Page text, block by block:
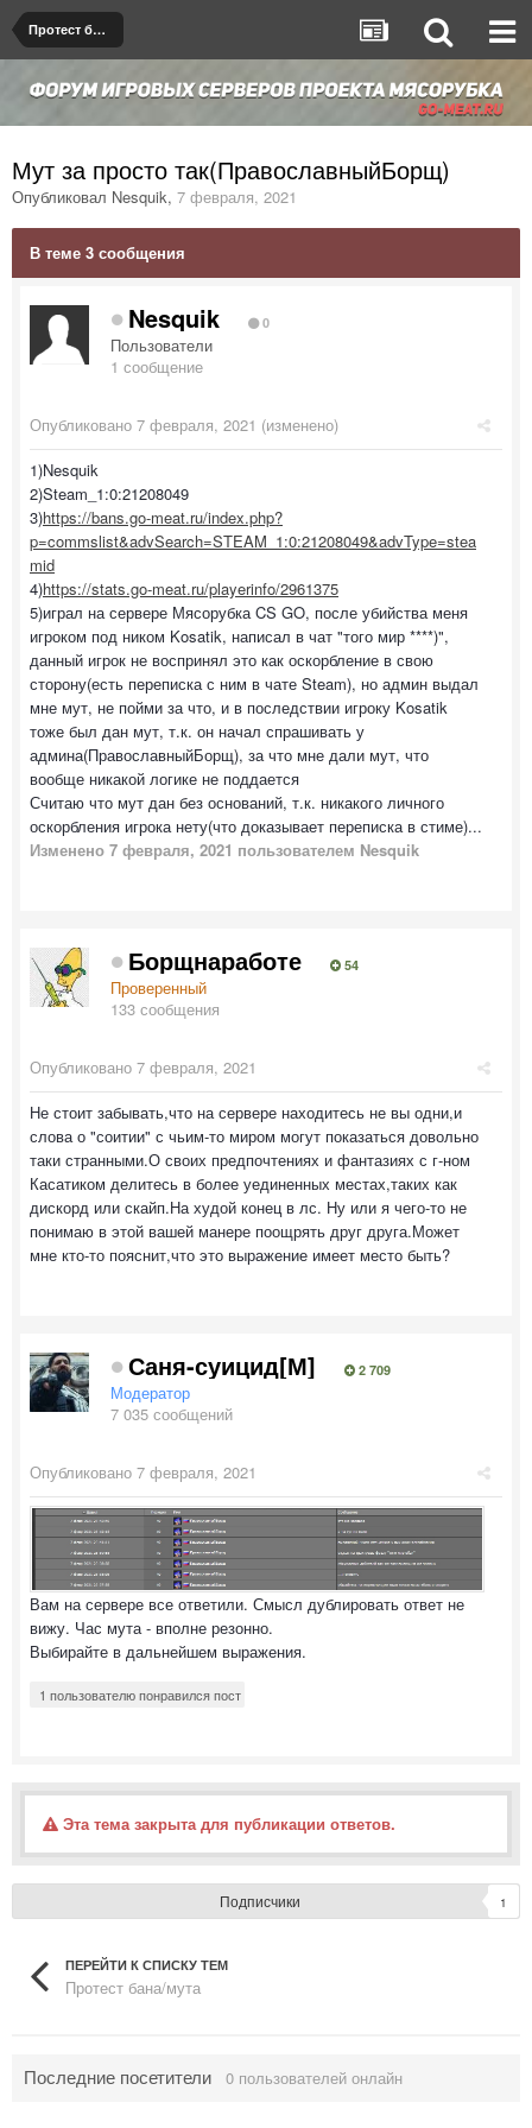
Протест бана/мута
Мут за просто так(ПравославныйБорщ)
Опубликовал Nesquik, 7 февраля, 2021
В теме 3 сообщения
Nesquik 0
Пользователи
1 сообщение
Опубликовано 7 февраля, 2021 (изменено)
1)Nesquik
2)Steam_1:0:21208049
3)https://bans.go-meat.ru/index.php?
p=commslist&advSearch=STEAM_1:0:21208049&advType=stea
mid
4)https://stats.go-meat.ru/playerinfo/2961375
5)играл на сервере Мясорубка CS GO, после убийства меня
игроком под ником Kosatik, написал в чат "того мир ****)",
данный игрок не воспринял это как оскорбление в свою
сторону(есть переписка с ним в чате Steam), но админ выдал
мне мут, не пойми за что, и в последствии игроку Kosatik
тоже был дан мут, т.к. он начал спрашивать у
админа(ПравославныйБорщ), за что мне дали мут, что
вообще никакой логике не поддается
Считаю что мут дан без оснований, т.к. никакого личного
оскорбления игрока нету(что доказывает переписка в стиме)...
Изменено 7 февраля, 2021 пользователем Nesquik
Борщнаработе 54
Проверенный
133 сообщения
Опубликовано 7 февраля, 2021
Не стоит забывать,что на сервере находитесь не вы одни,и
слова о "соитии" с чьим-то миром могут показаться довольно
таки странными.О своих предпочтениях и фантазиях с г-ном
Касатиком делитесь в более уединенных местах,таких как
дискорд или скайп.На худой конец в лс. Ну или я чего-то не
понимаю в этой вашей манере поощрять друг друга.Может
мне кто-то пояснит,что это выражение имеет место быть?
Саня-суицид[М] 2 709
Модератор
7 035 сообщений
Опубликовано 7 февраля, 2021
Вам на сервере все ответили. Смысл дублировать ответ не
вижу. Час мута - вполне резонно.
Выбирайте в дальнейшем выражения.
1 пользователю понравился пост
Эта тема закрыта для публикации ответов.
Подписчики 1
ПЕРЕЙТИ К СПИСКУ ТЕМ
Протест бана/мута
Последние посетители 0 пользователей онлайн